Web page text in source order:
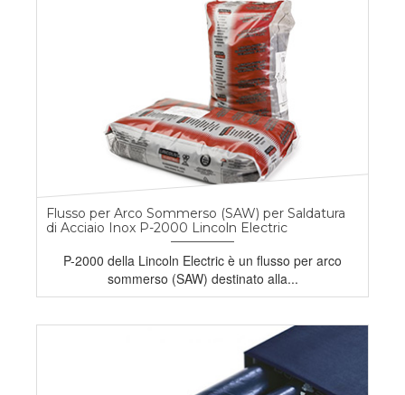
Flusso per Arco Sommerso (SAW) per Saldatura
di Acciaio Inox P-2000 Lincoln Electric
P-2000 della Lincoln Electric è un flusso per arco
sommerso (SAW) destinato alla...